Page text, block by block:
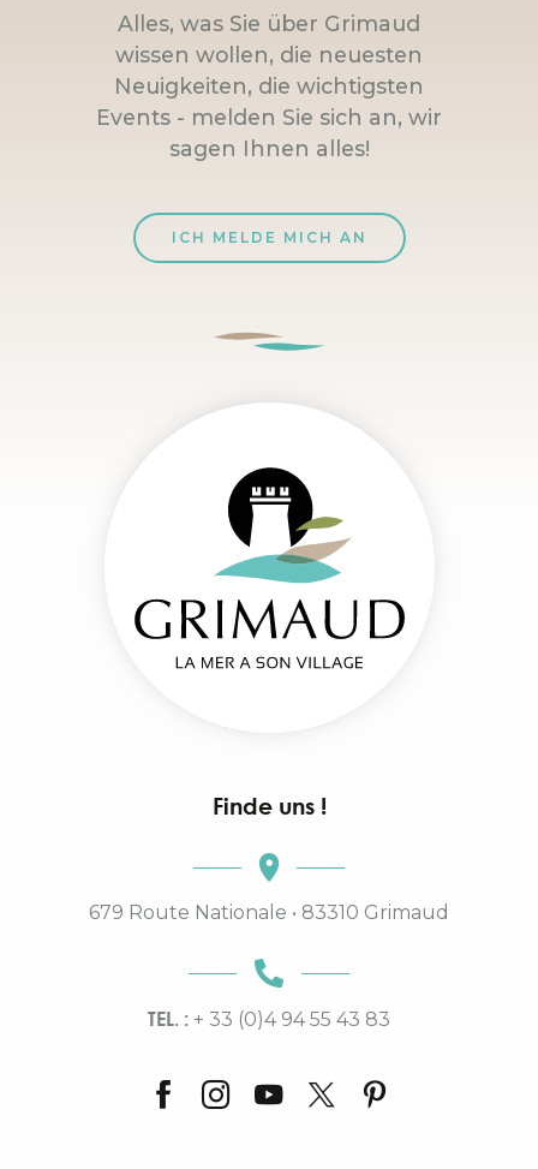
Alles, was Sie über Grimaud
wissen wollen, die neuesten
Neuigkeiten, die wichtigsten
Events - melden Sie sich an, wir
sagen Ihnen alles!
ICH MELDE MICH AN
Finde uns !
679 Route Nationale • 83310 Grimaud
TEL. : + 33 (0)4 94 55 43 83